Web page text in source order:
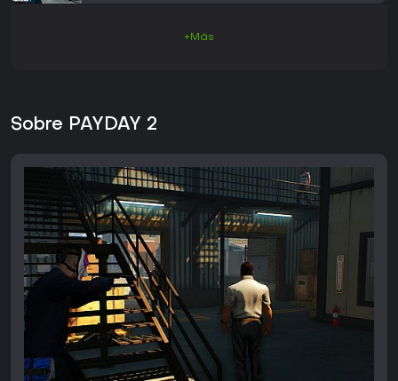
+Más
Sobre PAYDAY 2